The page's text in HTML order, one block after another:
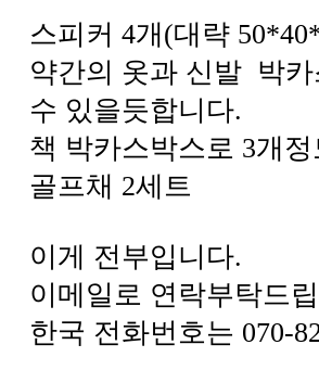
스피커 4개(대략
약간의 옷과 신발 박
수 있을듯합니다.
책 박카스박스로 3개정
골프채 2세트
이게 전부입니다.
이메일로 연락부탁드
한국 전화번호는 070-